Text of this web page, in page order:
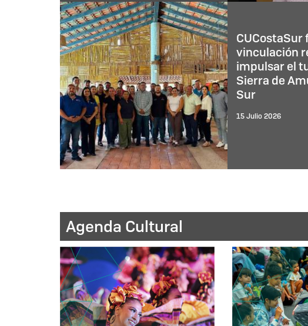
Investigadora del
CUCostaSur documenta el
primer registro del colibrí
cabeza roja en Jalisco
23 Julio 2026
15 Julio 2026